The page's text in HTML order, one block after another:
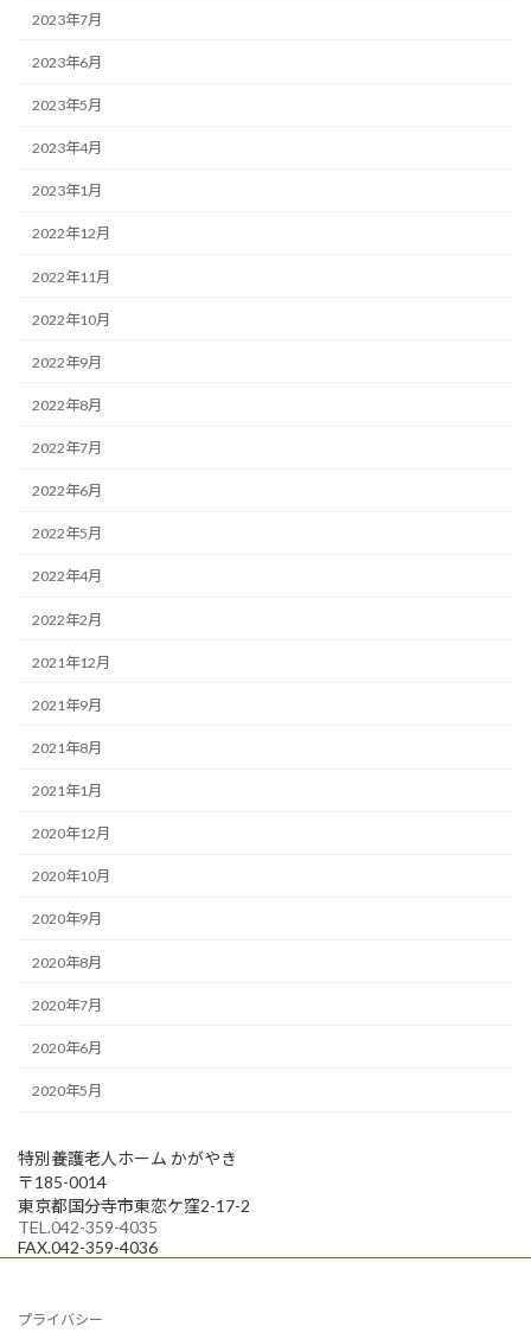
2023年7月
2023年6月
2023年5月
2023年4月
2023年1月
2022年12月
2022年11月
2022年10月
2022年9月
2022年8月
2022年7月
2022年6月
2022年5月
2022年4月
2022年2月
2021年12月
2021年9月
2021年8月
2021年1月
2020年12月
2020年10月
2020年9月
2020年8月
2020年7月
2020年6月
2020年5月
特別養護老人ホーム かがやき
〒185-0014
東京都国分寺市東恋ケ窪2-17-2
TEL.042-359-4035
FAX.042-359-4036
プライバシー